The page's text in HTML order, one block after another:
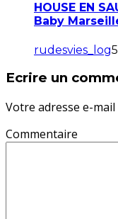
HOUSE EN
Baby
rudesvies_log
Ecrire un
Votre adresse e-
Commentaire